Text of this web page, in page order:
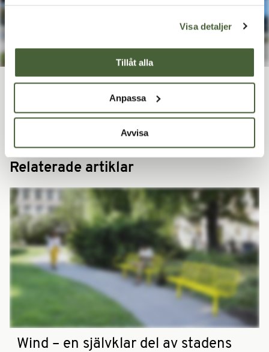
Visa detaljer
Tillåt alla
Anpassa
Avvisa
Projektanpassade Line-möbler
Relaterade artiklar
Wind – en självklar del av stadens